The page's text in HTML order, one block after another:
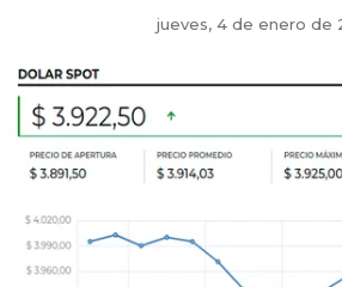
jueves, 4 de enero de